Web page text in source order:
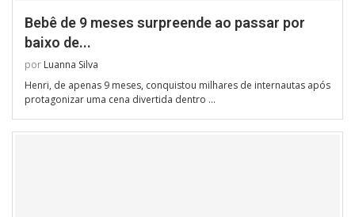
Bebê de 9 meses surpreende ao passar por
baixo de...
por Luanna Silva
Henri, de apenas 9 meses, conquistou milhares de internautas após
protagonizar uma cena divertida dentro …